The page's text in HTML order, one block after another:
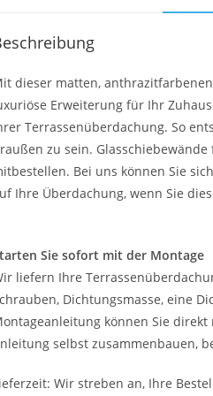
dieser matten,
Erweiterung für Ihr
Terrassenüberdachung. So
zu sein.
Bei uns können Sie
Ihre Überdachung, wenn Sie
Sie sofort mit der Montage
liefern Ihre
Dichtungsmasse, eine
können Sie
selbst zusammenbauen,
Wir streben an, Ihre